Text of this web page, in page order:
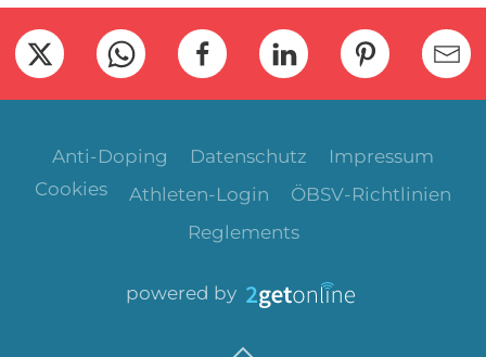
Anti-Doping Datenschutz
Impressum
Cookies
Athleten-Login
ÖBSV-Richtlinien
Reglements
powered by